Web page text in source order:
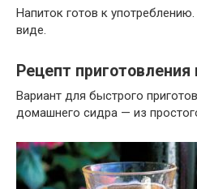
Напиток готов к
виде.
Рецепт приготовления
Вариант для быстрого
домашнего сидра — из